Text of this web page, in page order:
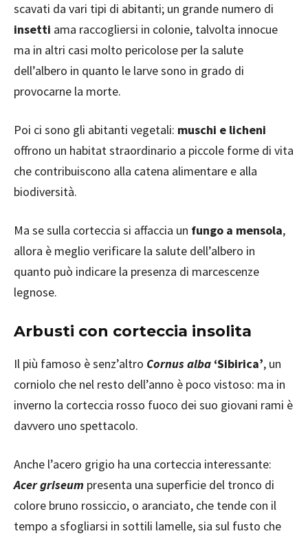
scavati da vari tipi di abitanti; un grande numero di
insetti ama raccogliersi in colonie, talvolta innocue
ma in altri casi molto pericolose per la salute
dell’albero in quanto le larve sono in grado di
provocarne la morte.
Poi ci sono gli abitanti vegetali: muschi e licheni
offrono un habitat straordinario a piccole forme di vita
che contribuiscono alla catena alimentare e alla
biodiversità.
Ma se sulla corteccia si affaccia un fungo a mensola,
allora è meglio verificare la salute dell’albero in
quanto può indicare la presenza di marcescenze
legnose.
Arbusti con corteccia insolita
Il più famoso è senz’altro Cornus alba ‘Sibirica’, un
corniolo che nel resto dell’anno è poco vistoso: ma in
inverno la corteccia rosso fuoco dei suo giovani rami è
davvero uno spettacolo.
Anche l’acero grigio ha una corteccia interessante:
Acer griseum presenta una superficie del tronco di
colore bruno rossiccio, o aranciato, che tende con il
tempo a sfogliarsi in sottili lamelle, sia sul fusto che